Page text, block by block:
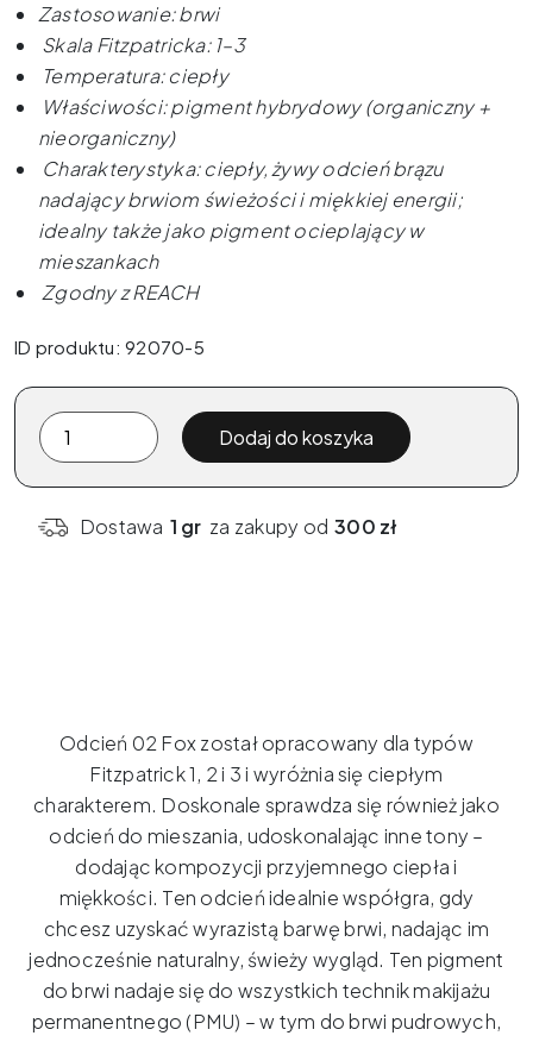
Zastosowanie: brwi
Skala Fitzpatricka: 1–3
Temperatura: ciepły
Właściwości: pigment hybrydowy (organiczny +
nieorganiczny)
Charakterystyka: ciepły, żywy odcień brązu
nadający brwiom świeżości i miękkiej energii;
idealny także jako pigment ocieplający w
mieszankach
Zgodny z REACH
ID produktu: 92070-5
ilość
The
Pigment
-
Dodaj do koszyka
Dostawa 1 gr za zakupy od 300 zł
Odcień 02 Fox został opracowany dla typów
Fitzpatrick 1, 2 i 3 i wyróżnia się ciepłym
charakterem. Doskonale sprawdza się również jako
odcień do mieszania, udoskonalając inne tony –
dodając kompozycji przyjemnego ciepła i
miękkości. Ten odcień idealnie współgra, gdy
chcesz uzyskać wyrazistą barwę brwi, nadając im
jednocześnie naturalny, świeży wygląd. Ten pigment
do brwi nadaje się do wszystkich technik makijażu
permanentnego (PMU) – w tym do brwi pudrowych,